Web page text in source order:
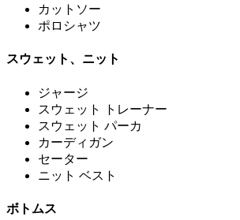
カットソー
ポロシャツ
スウェット、ニット
ジャージ
スウェット トレーナー
スウェット パーカ
カーディガン
セーター
ニット ベスト
ボトムス